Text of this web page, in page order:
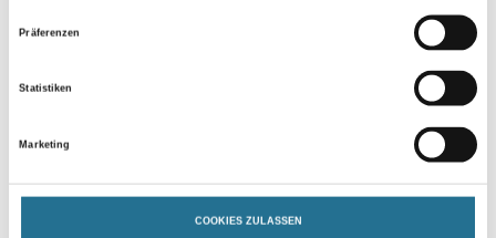
Präferenzen
Statistiken
Marketing
COOKIES ZULASSEN